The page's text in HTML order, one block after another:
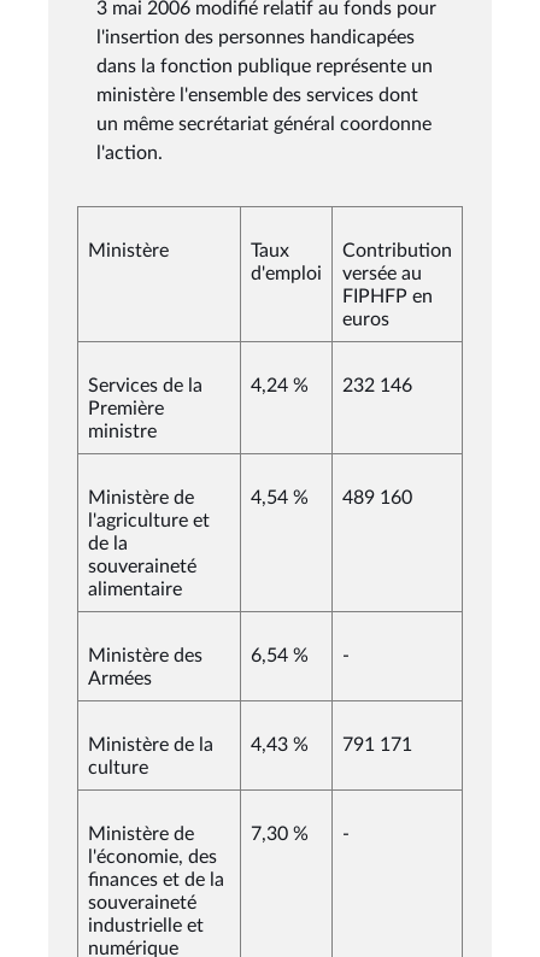
3 mai 2006 modifié relatif au fonds pour
l'insertion des personnes handicapées
dans la fonction publique représente un
ministère l'ensemble des services dont
un même secrétariat général coordonne
l'action.
Ministère
Taux
d'emploi
Contribution
versée au
FIPHFP en
euros
Services de la
Première
ministre
4,24 % 232 146
Ministère de
l'agriculture et
de la
souveraineté
alimentaire
4,54 % 489 160
Ministère des
Armées
6,54 % -
Ministère de la
culture
4,43 % 791 171
Ministère de
l'économie, des
finances et de la
souveraineté
industrielle et
numérique
7,30 % -